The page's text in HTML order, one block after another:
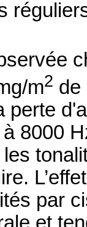
m2 de
perte
8000
par
et